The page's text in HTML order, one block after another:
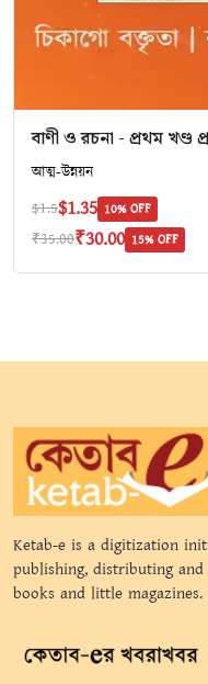
বাণী ও রচনা - প্রথম খণ্ড
আত্ম-উন্নয়ন
$1.5$1.35 10% OFF
₹35.00₹30.00 15% OFF
Ketab-e is a digitization
publishing, distributing
books and little magazines.